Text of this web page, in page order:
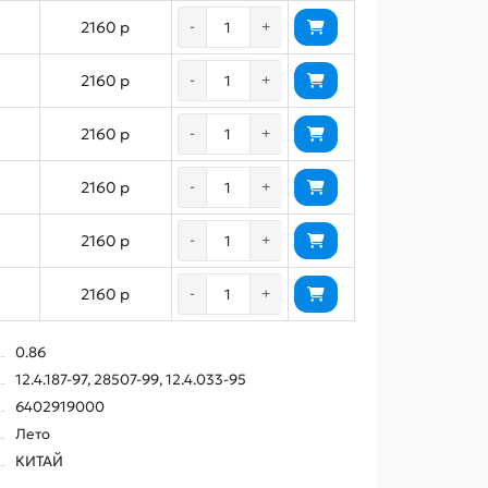
2160 р - +
2160 р - +
2160 р - +
2160 р - +
2160 р - +
2160 р - +
0.86
12.4.187-97, 28507-99, 12.4.033-95
6402919000
Лето
КИТАЙ